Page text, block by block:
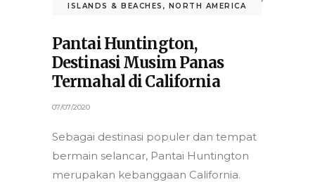
ISLANDS & BEACHES , NORTH AMERICA
Pantai Huntington,
Destinasi Musim Panas
Termahal di California
07/07/2020
Sebagai destinasi populer dan tempat
bermain selancar, Pantai Huntington
merupakan kebanggaan California.